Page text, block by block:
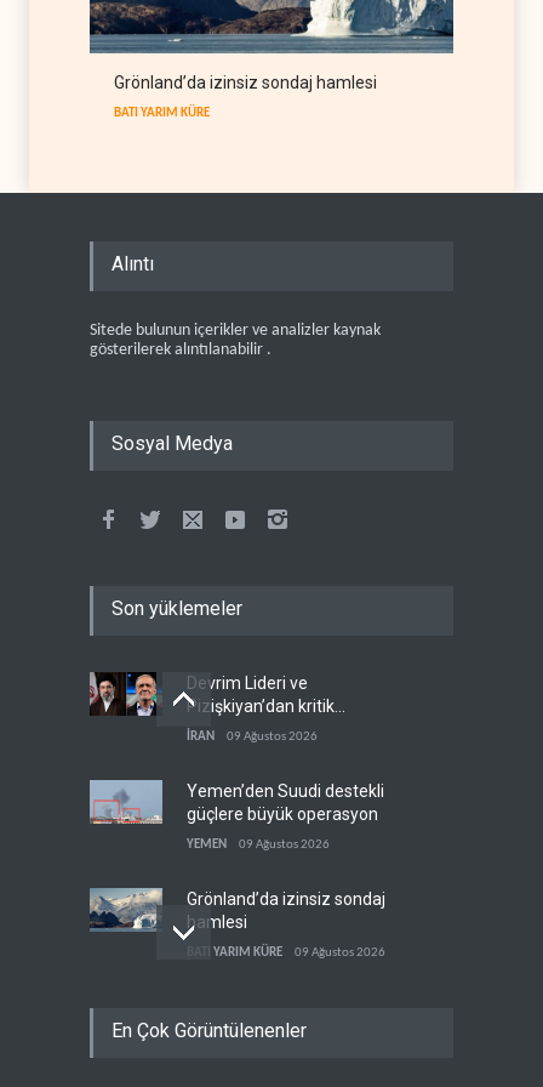
Grönland’da izinsiz sondaj hamlesi
BATI YARIM KÜRE
Alıntı
Sitede bulunun içerikler ve analizler kaynak
gösterilerek alıntılanabilir .
Sosyal Medya
Son yüklemeler
Devrim Lideri ve
Pizişkiyan’dan kritik
görüşme
İRAN 09 Ağustos 2026
Yemen’den Suudi destekli
güçlere büyük operasyon
YEMEN 09 Ağustos 2026
Grönland’da izinsiz sondaj
hamlesi
BATI YARIM KÜRE 09 Ağustos 2026
rağmen direnişini
En Çok Görüntülenenler